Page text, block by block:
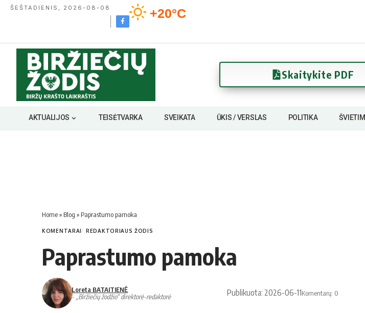
ŠEŠTADIENIS, 2026-08-08 +20°C
Skaitykite PDF
AKTUALIJOS TEISĖTVARKA SVEIKATA ŪKIS / VERSLAS POLITIKA
Home» Blog » Paprastumo pamoka
KOMENTARAI REDAKTORIAUS ŽODIS
Paprastumo pamoka
Loreta BATAITIENĖ
- „Biržiečių žodžio“ direktorė-redaktorė
Publikuota: 2026-06-11Komentarų: 0